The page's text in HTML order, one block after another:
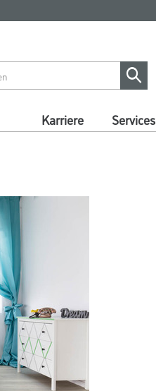
Karriere Services